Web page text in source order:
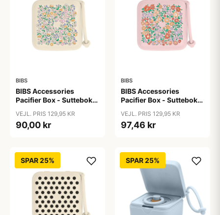
BIBS
BIBS Accessories
Pacifier Box - Sutteboks
Meadow/Ivory
VEJL. PRIS 129,95 KR
90,00 kr
BIBS
BIBS Accessories
Pacifier Box - Sutteboks
Meadow/Blossom
VEJL. PRIS 129,95 KR
97,46 kr
SPAR 25% SPAR 25%